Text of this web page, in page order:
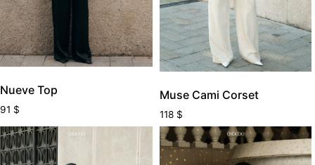
Nueve Top
91 $
Muse Cami Corset
118 $